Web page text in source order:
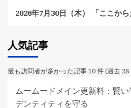
2026年7月30日（木） 「ここか
人気記事
最も訪問者が多かった記事 10 件 (過去 28
ムームードメイン更新料：賢
デンティティを守る